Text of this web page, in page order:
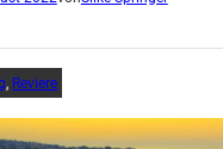
, Reviere